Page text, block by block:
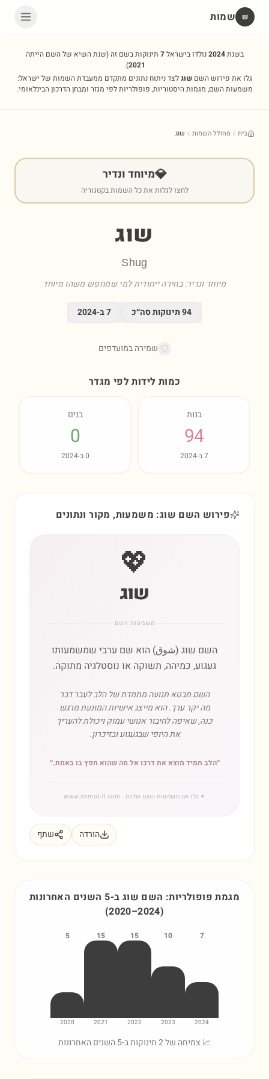
שׁ שמות
בשנת2024נולדו בישראל7 תינוקות בשם זה(שנת השיא של השם הייתה
2021
).
גלו את פירוש השםשוגלצד ניתוח נתונים מתקדם ממעבדת השמות של ישראל:
משמעות השם, מגמות היסטוריות, פופולריות לפי מגזר ומבחן הדרכון הבינלאומי.
בית מחולל השמות שוג
💎מיוחד ונדיר
לחצו לגלות את כל השמות בקטגוריה
שוג
Shug
מיוחד ונדיר: בחירה ייחודית למי שמחפש משהו מיוחד
94תינוקות סה״כ 7ב-2024
שמירה במועדפים
כמות לידות לפי מגדר
בנות
94
7ב-2024
בנים
0
0ב-2024
פירוש השם שוג: משמעות, מקור ונתונים
💖
שוג
משמעות השם
השם שוג (شوق) הוא שם ערבי שמשמעותו
געגוע, כמיהה, תשוקה או נוסטלגיה מתוקה.
השם מבטא תנועה מתמדת של הלב לעבר דבר
מה יקר ערך. הוא מייצג אישיות המונעת מרגש
כנה, שאיפה לחיבור אנושי עמוק ויכולת להעריך
את היופי שבגעגוע ובזיכרון.
״הלב תמיד מוצא את דרכו אל מה שהוא חפץ בו באמת.״
✦ גלו את משמעות השם שלכם · www.shmot-il.com
הורדה שתף
מגמת פופולריות: השם שוג ב-5 השנים האחרונות
(2020–2024)
7
2024
10
2023
15
2022
15
2021
5
2020
📈 צמיחה של 2 תינוקות ב-5 השנים האחרונות